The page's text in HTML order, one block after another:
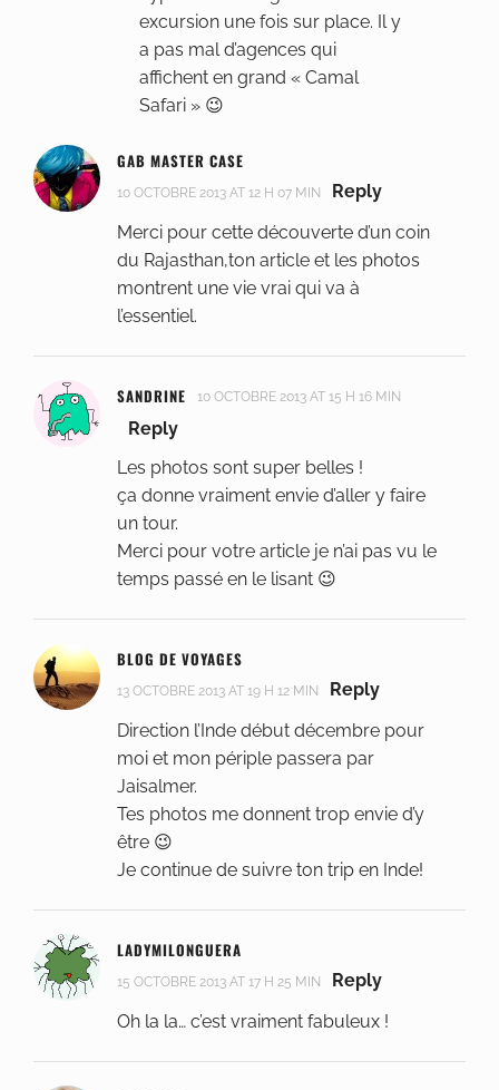
excursion une fois sur place. Il y
a pas mal d’agences qui
affichent en grand « Camal
Safari » 😉
GAB MASTER CASE
10 OCTOBRE 2013 AT 12 H 07 MIN
Reply
Merci pour cette découverte d’un coin
du Rajasthan,ton article et les photos
montrent une vie vrai qui va à
l’essentiel.
SANDRINE 10 OCTOBRE 2013 AT 15 H 16 MIN
Reply
Les photos sont super belles !
ça donne vraiment envie d’aller y faire
un tour.
Merci pour votre article je n’ai pas vu le
temps passé en le lisant 😉
BLOG DE VOYAGES
13 OCTOBRE 2013 AT 19 H 12 MIN
Reply
Direction l’Inde début décembre pour
moi et mon périple passera par
Jaisalmer.
Tes photos me donnent trop envie d’y
être 😉
Je continue de suivre ton trip en Inde!
LADYMILONGUERA
15 OCTOBRE 2013 AT 17 H 25 MIN
Reply
Oh la la… c’est vraiment fabuleux !